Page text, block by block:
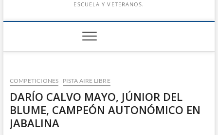
ESCUELA Y VETERANOS.
COMPETICIONES PISTA AIRE LIBRE
DARÍO CALVO MAYO, JÚNIOR DEL
BLUME, CAMPEÓN AUTONÓMICO EN
JABALINA